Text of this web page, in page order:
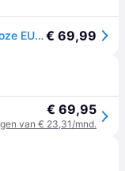
Adidas Originals Campus 00s Trainers Roze EU 38 2/3 Vrouw€ 69,99
€ 69,95
van € 23,31/mnd.